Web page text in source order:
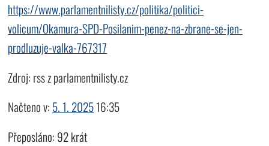
https://www.parlamentnilisty.cz/politika/politici-
volicum/Okamura-SPD-Posilanim-penez-na-zbrane-se-jen-
prodluzuje-valka-767317
Zdroj: rss z parlamentnilisty.cz
Načteno v: 5. 1. 202516:35
Přeposláno: 92 krát